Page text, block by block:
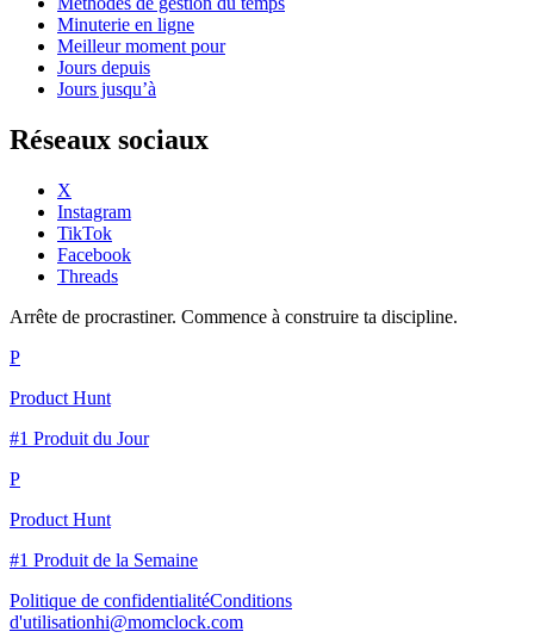
Minuterie en ligne
Meilleur moment pour
Jours depuis
Jours jusqu’à
Réseaux sociaux
X
Instagram
TikTok
Facebook
Threads
Arrête de procrastiner. Commence à construire ta discipline.
P
Product Hunt
#1 Produit du Jour
P
Product Hunt
#1 Produit de la Semaine
Politique de confidentialitéConditions
d'utilisationhi@momclock.com